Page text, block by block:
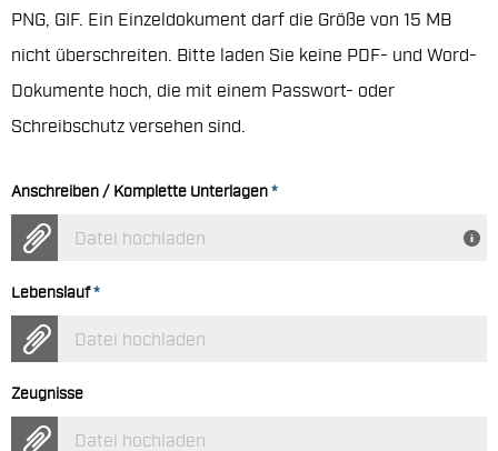
PNG, GIF. Ein Einzeldokument darf die Größe von 15 MB
nicht überschreiten. Bitte laden Sie keine PDF- und Word-
Dokumente hoch, die mit einem Passwort- oder
Schreibschutz versehen sind.
Anschreiben / Komplette Unterlagen*
Datei hochladen
Lebenslauf*
Datei hochladen
Zeugnisse
Datei hochladen